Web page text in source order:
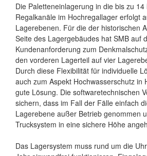
Die Paletteneinlagerung in die bis zu
Regalkanäle im Hochregallager erfolgt
Lagerebenen. Für die der historischen
Seite des Lagergebäudes hat SMB auf
Kundenanforderung zum
den vorderen Lagerteil auf vier
Durch diese Flexibilität für individuelle
auch zum Aspekt Hochwasserschutz in
gute Lösung. Die softwaretechnischen
sichern, dass im Fall der Fälle einfach
Lagerebene außer Betrieb genommen
Trucksystem in eine sichere Höhe
Das Lagersystem muss rund um die